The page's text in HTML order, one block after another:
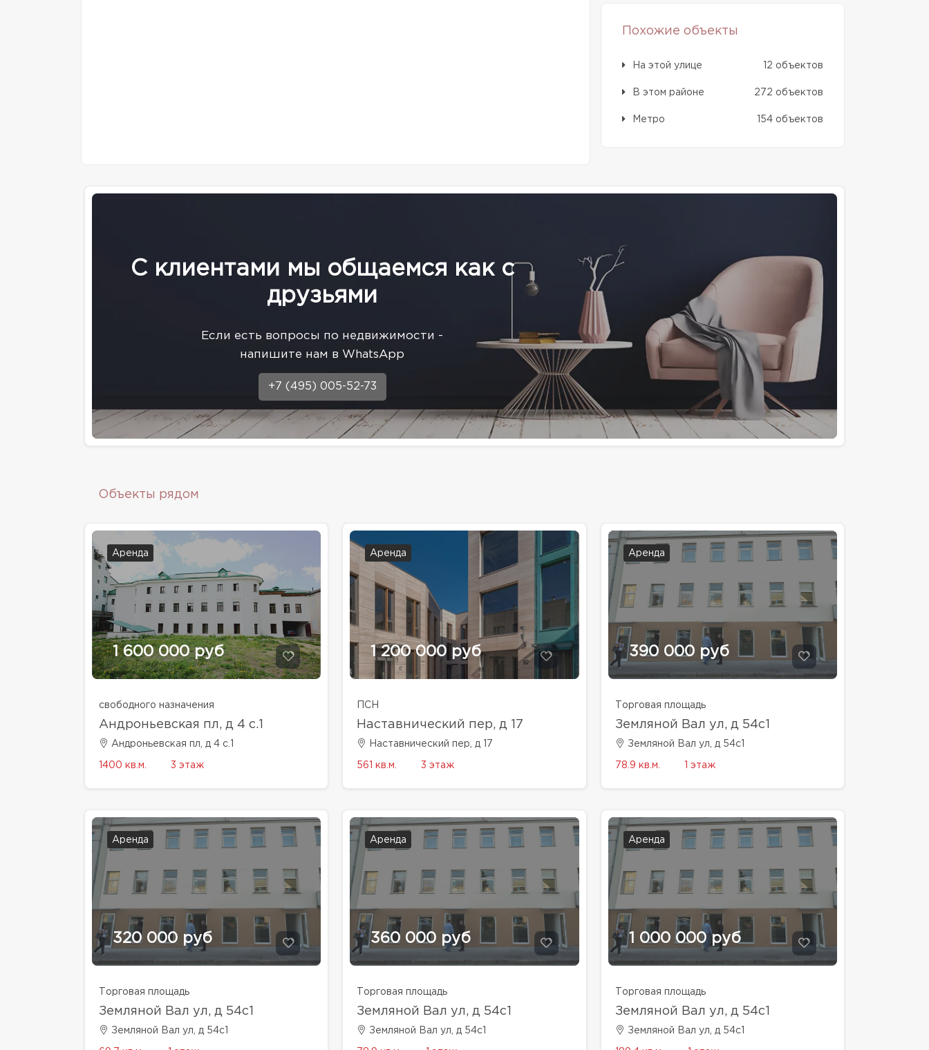
Похожие объекты
На этой улице 12 объектов
В этом районе 272 объектов
Метро 154 объектов
С клиентами мы общаемся как с
друзьями
Eсли есть вопросы по недвижимости -
напишите нам в WhatsApp
+7 (495) 005-52-73
Объекты рядом
Аренда
1 600 000 руб
свободного назначения
Андроньевская пл, д 4 с.1
Андроньевская пл, д 4 с.1
1400 кв.м. 3 этаж
Аренда
1 200 000 руб
ПСН
Наставнический пер, д 17
Наставнический пер, д 17
561 кв.м. 3 этаж
Аренда
390 000 руб
Торговая площадь
Земляной Вал ул, д 54с1
Земляной Вал ул, д 54с1
78.9 кв.м. 1 этаж
Аренда
320 000 руб
Торговая площадь
Земляной Вал ул, д 54с1
Земляной Вал ул, д 54с1
Аренда
360 000 руб
Торговая площадь
Земляной Вал ул, д 54с1
Земляной Вал ул, д 54с1
Аренда
1 000 000 руб
Торговая площадь
Земляной Вал ул, д 54с1
Земляной Вал ул, д 54с1